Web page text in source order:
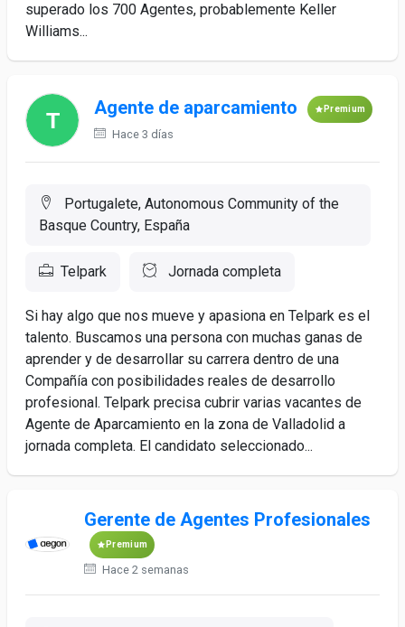
superado los 700 Agentes, probablemente Keller
Williams...
Agente de aparcamiento Premium
Hace 3 días
Portugalete, Autonomous Community of the
Basque Country, España
Telpark Jornada completa
Si hay algo que nos mueve y apasiona en Telpark es el
talento. Buscamos una persona con muchas ganas de
aprender y de desarrollar su carrera dentro de una
Compañía con posibilidades reales de desarrollo
profesional. Telpark precisa cubrir varias vacantes de
Agente de Aparcamiento en la zona de Valladolid a
jornada completa. El candidato seleccionado...
Gerente de Agentes Profesionales
Premium
Hace 2 semanas